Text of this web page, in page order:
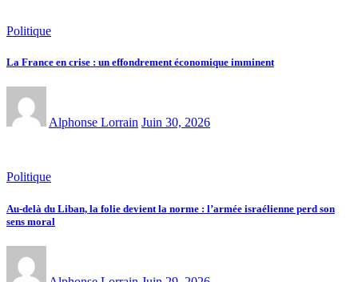
Politique
La France en crise : un effondrement économique imminent
Alphonse Lorrain Juin 30, 2026
Politique
Au-delà du Liban, la folie devient la norme : l’armée israélienne perd son
sens moral